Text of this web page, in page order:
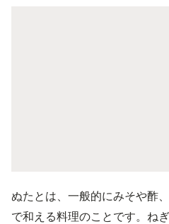
ぬたとは、一般的にみそや酢
で和える料理のことです。ね